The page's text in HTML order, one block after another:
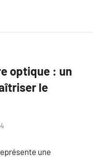
optique : un
le
une